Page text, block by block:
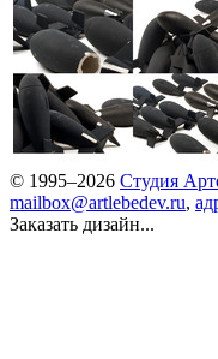
© 1995–2026 Студия
mailbox@artlebedev.ru,
Заказать дизайн...